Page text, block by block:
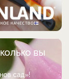
вы
сад»!